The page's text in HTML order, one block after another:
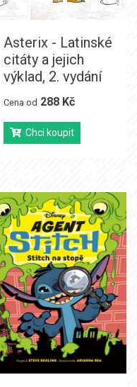
Asterix - Latinské
citáty a jejich
výklad, 2. vydání
Cena od 288 Kč
Chci koupit